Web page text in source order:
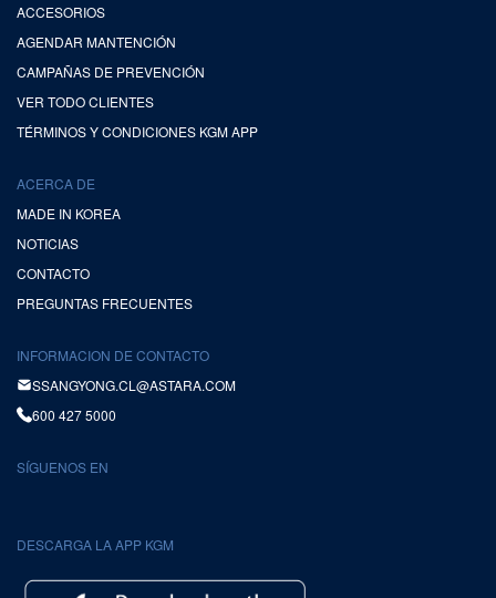
ACCESORIOS
AGENDAR MANTENCIÓN
CAMPAÑAS DE PREVENCIÓN
VER TODO CLIENTES
TÉRMINOS Y CONDICIONES KGM APP
ACERCA DE
MADE IN KOREA
NOTICIAS
CONTACTO
PREGUNTAS FRECUENTES
INFORMACION DE CONTACTO
SSANGYONG.CL@ASTARA.COM
600 427 5000
SÍGUENOS EN
DESCARGA LA APP KGM